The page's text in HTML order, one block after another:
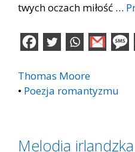
twych oczach miłość …
Thomas Moore
• Poezja romantyzmu
Melodia irlandzka